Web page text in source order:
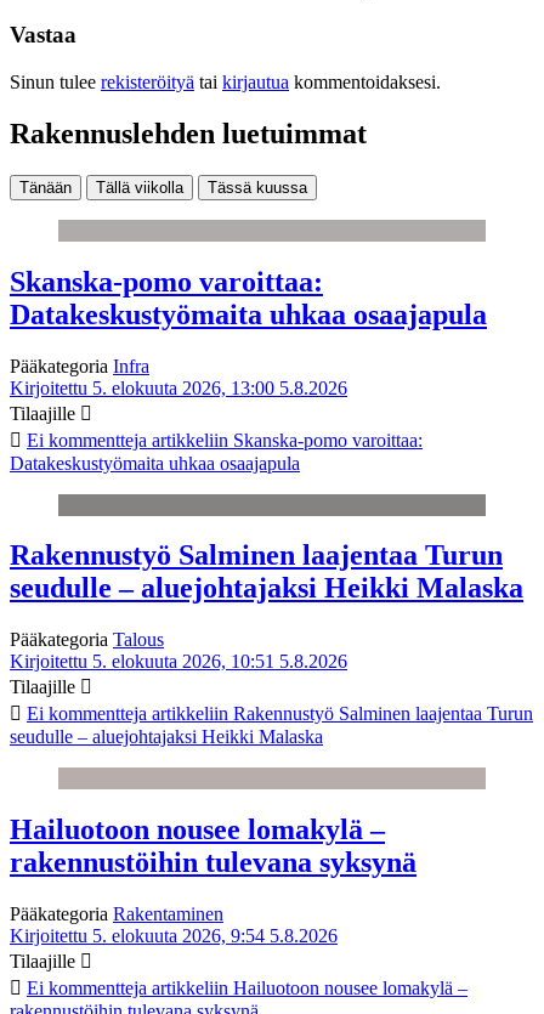
Vastaa
Sinun tulee rekisteröityä tai kirjautua kommentoidaksesi.
Rakennuslehden luetuimmat
Tänään Tällä viikolla Tässä kuussa
Skanska-pomo varoittaa:
Datakeskustyömaita uhkaa osaajapula
Pääkategoria Infra
Kirjoitettu 5. elokuuta 2026, 13:00 5.8.2026
Tilaajille
Ei kommentteja artikkeliin Skanska-pomo varoittaa:
Datakeskustyömaita uhkaa osaajapula
Rakennustyö Salminen laajentaa Turun
seudulle – aluejohtajaksi Heikki Malaska
Pääkategoria Talous
Kirjoitettu 5. elokuuta 2026, 10:51 5.8.2026
Tilaajille
Ei kommentteja artikkeliin Rakennustyö Salminen laajentaa Turun
seudulle – aluejohtajaksi Heikki Malaska
Hailuotoon nousee lomakylä –
rakennustöihin tulevana syksynä
Pääkategoria Rakentaminen
Kirjoitettu 5. elokuuta 2026, 9:54 5.8.2026
Tilaajille
Ei kommentteja artikkeliin Hailuotoon nousee lomakylä –